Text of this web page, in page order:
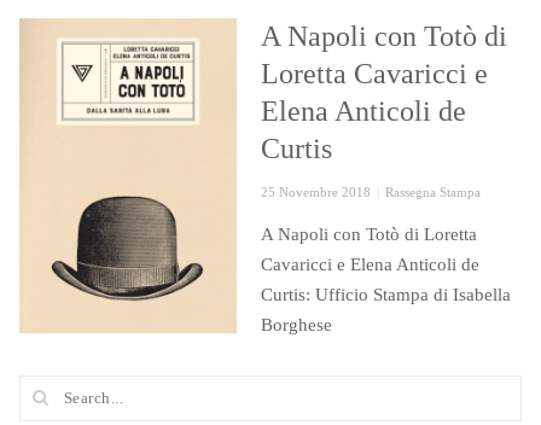
A Napoli con Totò di
Loretta Cavaricci e
Elena Anticoli de
Curtis
Posted
25 Novembre 2018 Categories
Rassegna Stampa
A Napoli con Totò di Loretta
Cavaricci e Elena Anticoli de
Curtis: Ufficio Stampa di Isabella
Borghese